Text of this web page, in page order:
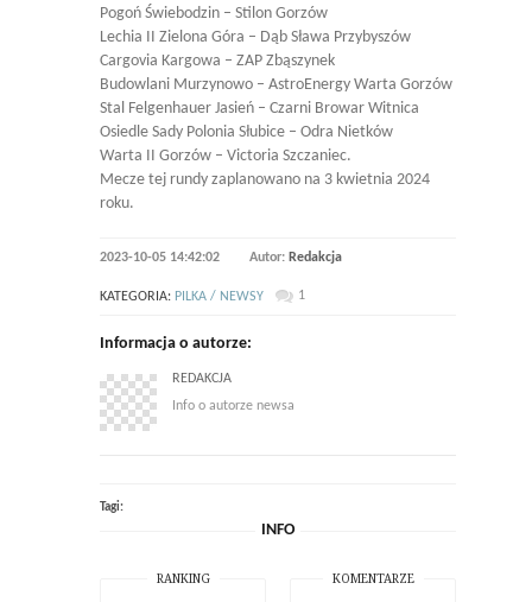
Pogoń Świebodzin – Stilon Gorzów
Lechia II Zielona Góra – Dąb Sława Przybyszów
Cargovia Kargowa – ZAP Zbąszynek
Budowlani Murzynowo – AstroEnergy Warta Gorzów
Stal Felgenhauer Jasień – Czarni Browar Witnica
Osiedle Sady Polonia Słubice – Odra Nietków
Warta II Gorzów – Victoria Szczaniec.
Mecze tej rundy zaplanowano na 3 kwietnia 2024
roku.
2023-10-05 14:42:02 Autor: Redakcja
KATEGORIA: PILKA / NEWSY 1
Informacja o autorze:
REDAKCJA
Info o autorze newsa
Tagi:
INFO
RANKING KOMENTARZE